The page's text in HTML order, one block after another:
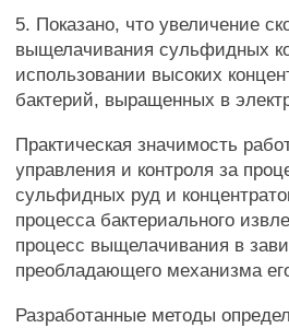
5. Показано, что увеличение
выщелачивания сульфидных
использовании высоких
бактерий, выращенных в
Практическая значимость
управления и контроля за
сульфидных руд и
процесса бактериального
процесс выщелачивания в
преобладающего механизма
Разработанные методы